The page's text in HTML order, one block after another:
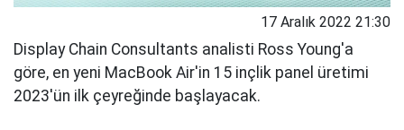
17 Aralık 2022 21:30
Display Chain Consultants analisti Ross Young'a
göre, en yeni MacBook Air'in 15 inçlik panel üretimi
2023'ün ilk çeyreğinde başlayacak.